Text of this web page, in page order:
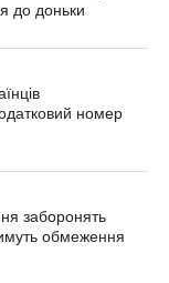
до доньки
номер
заборонять
обмеження